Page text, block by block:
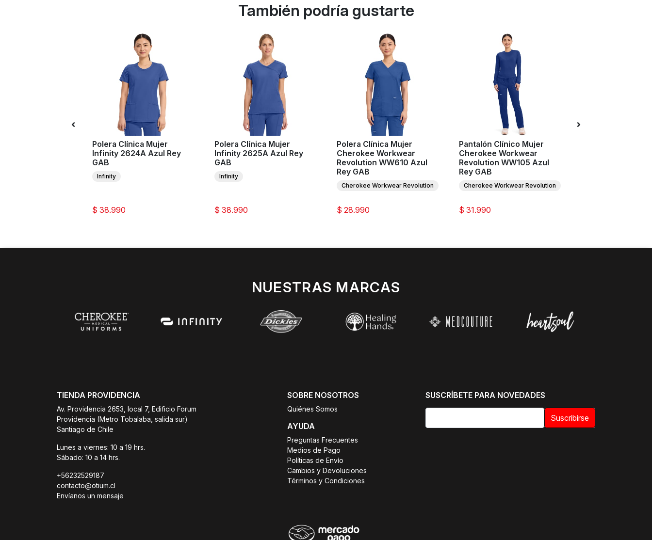
También podría gustarte
Polera Clínica Mujer
Infinity 2624A Azul Rey
GAB
Infinity
$ 38.990
Polera Clínica Mujer
Infinity 2625A Azul Rey
GAB
Infinity
$ 38.990
Polera Clínica Mujer
Cherokee Workwear
Revolution WW610 Azul
Rey GAB
Cherokee Workwear Revolution
$ 28.990
Pantalón Clínico Mujer
Cherokee Workwear
Revolution WW105 Azul
Rey GAB
Cherokee Workwear Revolution
$ 31.990
NUESTRAS MARCAS
TIENDA PROVIDENCIA
Av. Providencia 2653, local 7, Edificio Forum
Providencia (Metro Tobalaba, salida sur)
Santiago de Chile
Lunes a viernes: 10 a 19 hrs.
Sábado: 10 a 14 hrs.
+56232529187
contacto@otium.cl
Envíanos un mensaje
SOBRE NOSOTROS
Quiénes Somos
AYUDA
Preguntas Frecuentes
Medios de Pago
Políticas de Envío
Cambios y Devoluciones
Términos y Condiciones
SUSCRÍBETE PARA NOVEDADES
Suscribirse